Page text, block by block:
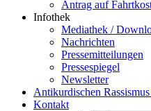
Antrag auf
Infothek
Mediathek /
Nachrichten
Pressemitteilungen
Pressespiegel
Newsletter
Antikurdischen
Kontakt